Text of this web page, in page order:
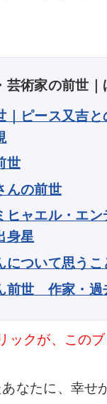
芸術家の前世｜
｜ピース又吉と
世
んの前世
ヒャエル・エン
身星
について思うこ
前世 作家・過
ックが、この
なたに、幸せ